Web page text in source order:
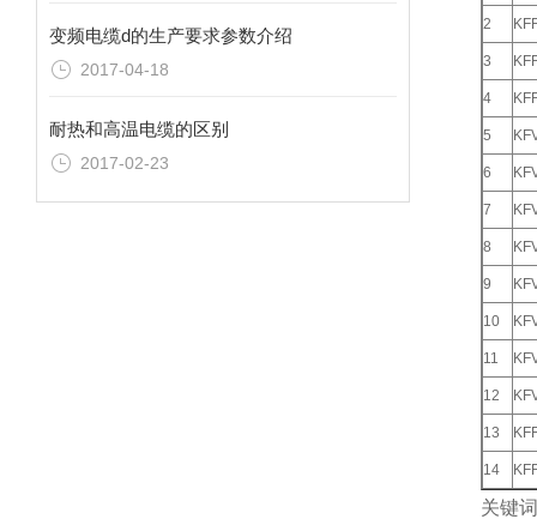
变频电缆d的生产要求参数介绍
2017-04-18
耐热和高温电缆的区别
2017-02-23
2
3
4
5
6
7
8
9
10
11
12
13
14
关键